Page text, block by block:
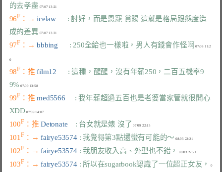
的去孝盡
96F ：→ icelaw : 討好，而是恩寵 賞賜 這就是格局跟態度造
成的差異
97F ：→ bbbing : 250全給也一樣啦，男人有錢會作怪啊 07/08 11:2
0
98F ：推 film12 : 這種，醒醒，沒有年薪250，二百五機率9
9%
07/09 13:58
99F ：推 med5566 : 我年薪超過五百也是老婆當家管就很開心
XDD
07/09 14:07
100F ：推 Detonate : 台女就是婊 沒了 07/09 22:13
101 F ：→ fairye53574 : 我覺得第3點還蠻有可能的～
102F ：→ fairye53574 : 我朋友收入高、外型也不錯，
103F ：→ fairye53574 : 所以在sugarbook認識了一位超正女友， 0